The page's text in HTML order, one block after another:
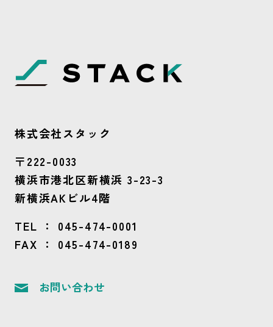
株式会社スタック
〒222-0033
横浜市港北区新横浜 3-23-3
新横浜AKビル4階
TEL ： 045-474-0001
FAX ： 045-474-0189
お問い合わせ